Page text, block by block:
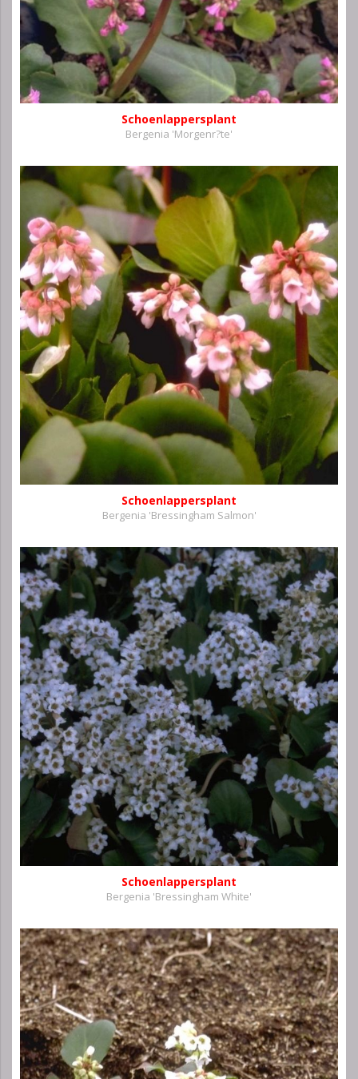
Schoenlappersplant
Bergenia 'Morgenr?te'
Schoenlappersplant
Bergenia 'Bressingham Salmon'
Schoenlappersplant
Bergenia 'Bressingham White'